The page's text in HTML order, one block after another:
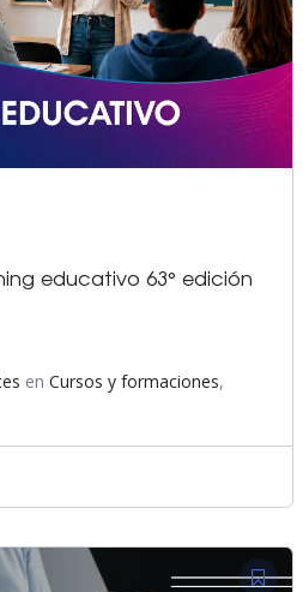
educativo 63° edición
enCursos y formaciones,